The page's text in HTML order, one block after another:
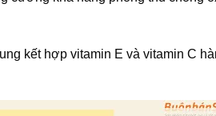
kết hợp vitamin E và vitamin C